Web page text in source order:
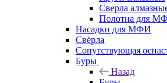
Сверла
Полотна для
Насадки для МФИ
Свёрла
Сопутствующая
Буры
Назад